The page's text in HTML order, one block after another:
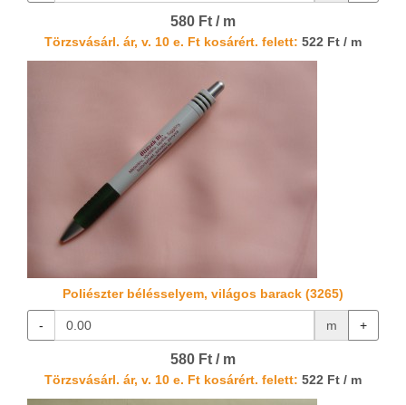
580 Ft / m
Törzsvásárl. ár, v. 10 e. Ft kosárért. felett: 522 Ft / m
Poliészter bélésselyem, világos barack (3265)
- m +
580 Ft / m
Törzsvásárl. ár, v. 10 e. Ft kosárért. felett: 522 Ft / m